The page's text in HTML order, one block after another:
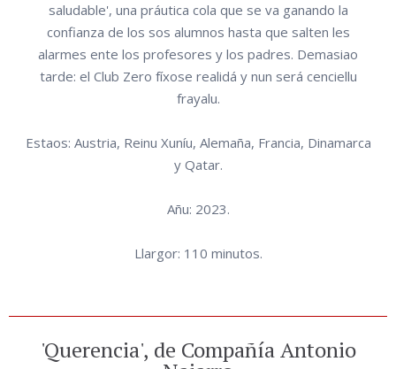
saludable', una práutica cola que se va ganando la
confianza de los sos alumnos hasta que salten les
alarmes ente los profesores y los padres. Demasiao
tarde: el Club Zero fíxose realidá y nun será cenciellu
frayalu.
Estaos: Austria, Reinu Xuníu, Alemaña, Francia, Dinamarca
y Qatar.
Añu: 2023.
Llargor: 110 minutos.
'Querencia', de Compañía Antonio